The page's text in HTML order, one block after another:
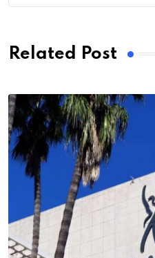
Related Post